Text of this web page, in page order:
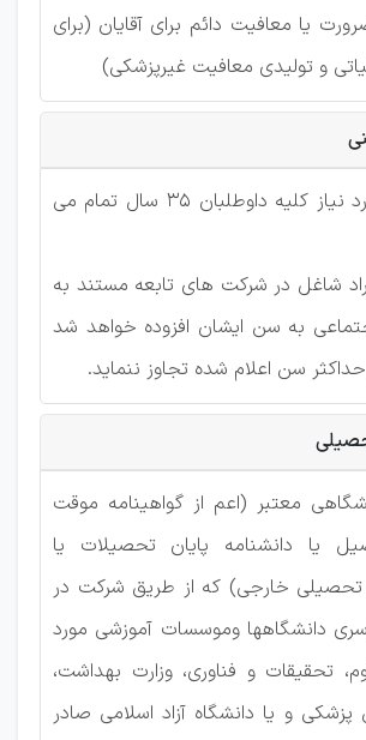
یا معافیت دائم برای آقایان (برای
و تولیدی معافیت غیرپزشکی)
حداکثر سن مورد نیاز کلیه داوطلبان 35 سال تمام می
شاغل در شرکت های تابعه مستند به
به سن ایشان افزوده خواهد شد
سن اعلام شده تجاوز ننماید.
معتبر (اعم از گواهینامه موقت
یا دانشنامه پایان تحصیلات یا
تحصیلی خارجی) که از طریق شرکت در
دانشگاهها وموسسات آموزشی مورد
تحقیقات و فناوری، وزارت بهداشت،
و یا دانشگاه آزاد اسلامی صادر